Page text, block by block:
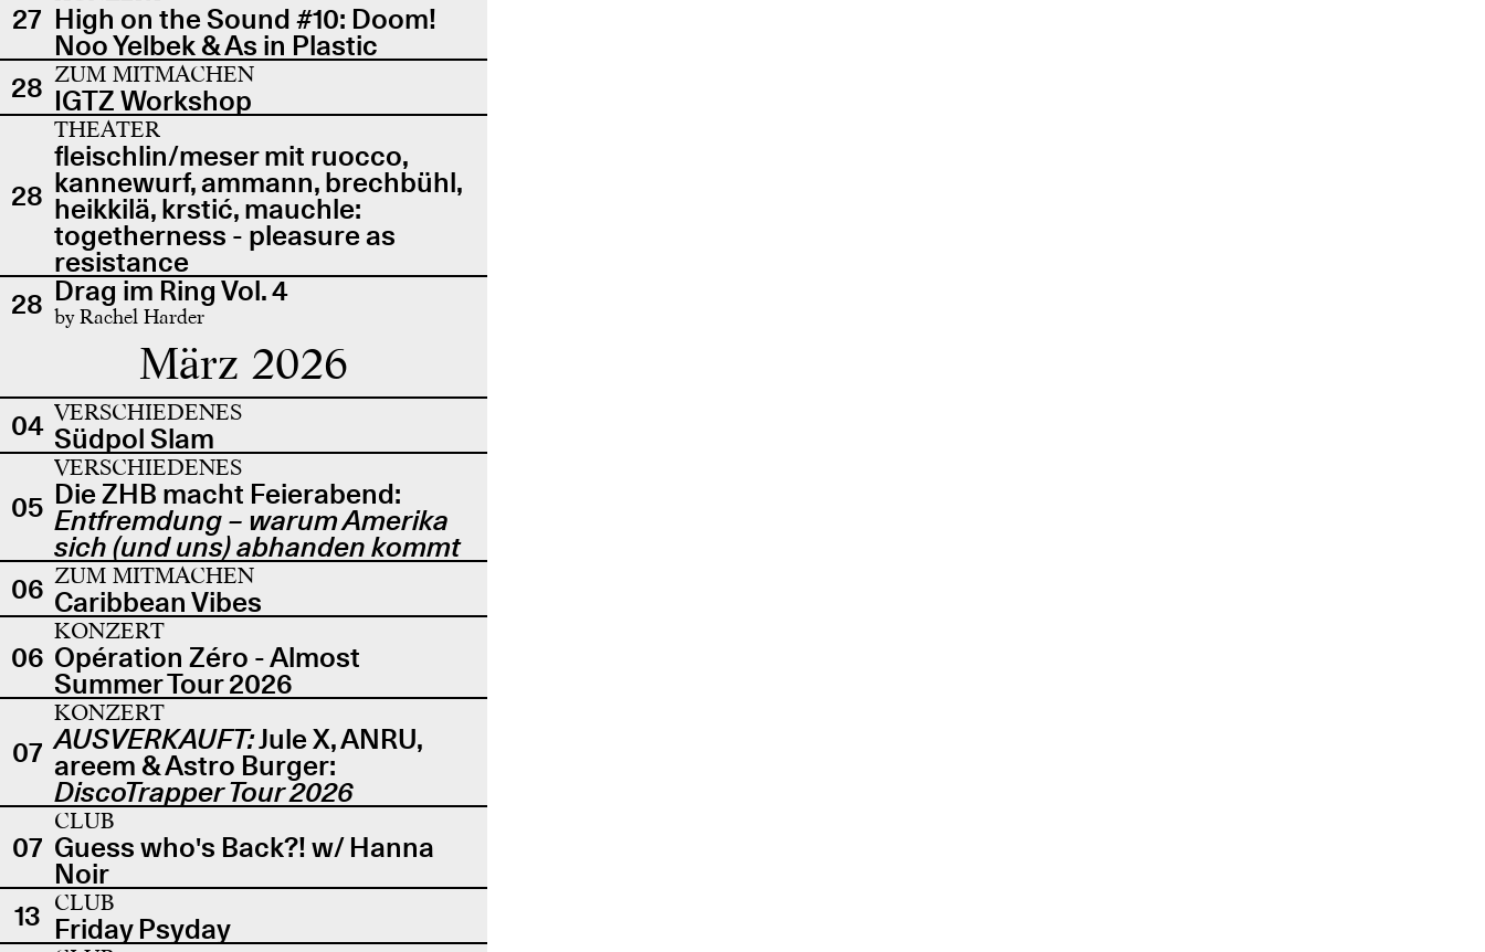
27 High on the Sound #10: Doom!
Noo Yelbek & As in Plastic
28 ZUM MITMACHEN
IGTZ Workshop
28
THEATER
fleischlin/meser mit ruocco,
kannewurf, ammann, brechbühl,
heikkilä, krstić, mauchle:
togetherness - pleasure as
resistance
28 Drag im Ring Vol. 4
by Rachel Harder
März 2026
04 VERSCHIEDENES
Südpol Slam
05
VERSCHIEDENES
Die ZHB macht Feierabend:
Entfremdung – warum Amerika
sich (und uns) abhanden kommt
06 ZUM MITMACHEN
Caribbean Vibes
06
KONZERT
Opération Zéro - Almost
Summer Tour 2026
07
KONZERT
AUSVERKAUFT:Jule X, ANRU,
areem & Astro Burger:
DiscoTrapper Tour 2026
07
CLUB
Guess who's Back?! w/ Hanna
Noir
13 CLUB
Friday Psyday